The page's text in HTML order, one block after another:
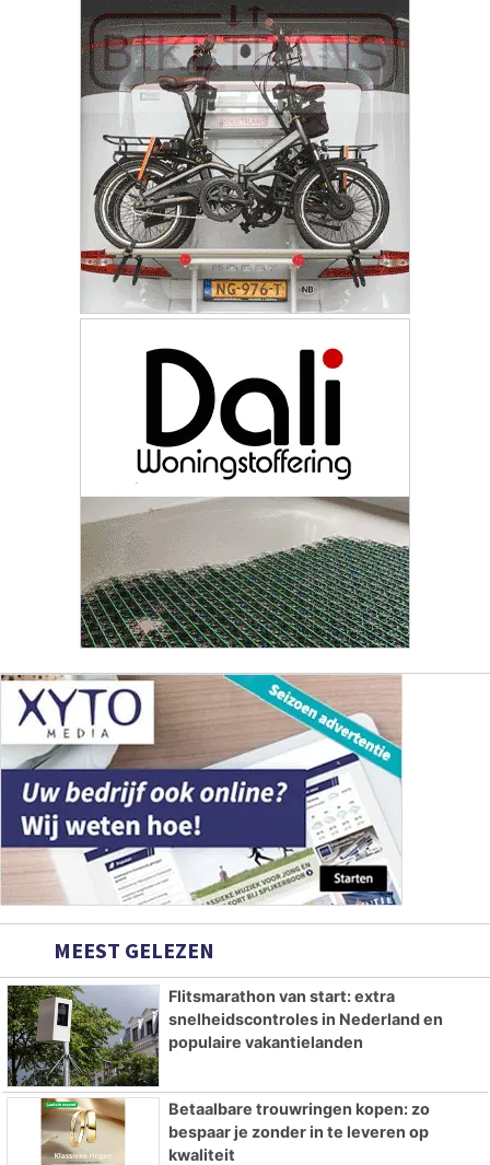
MEEST GELEZEN
Flitsmarathon van start: extra
snelheidscontroles in Nederland en
populaire vakantielanden
Betaalbare trouwringen kopen: zo
bespaar je zonder in te leveren op
kwaliteit